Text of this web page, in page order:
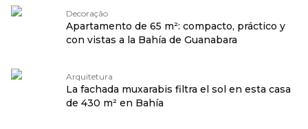
Decoração
Apartamento de 65 m²: compacto, práctico y
con vistas a la Bahía de Guanabara
Arquitetura
La fachada muxarabis filtra el sol en esta casa
de 430 m² en Bahía